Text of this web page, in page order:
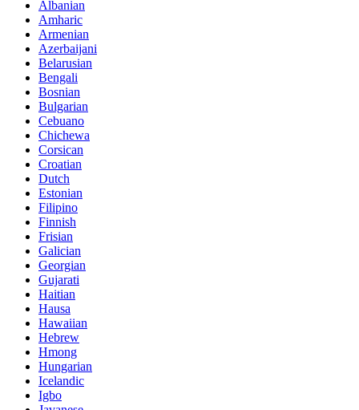
Albanian
Amharic
Armenian
Azerbaijani
Belarusian
Bengali
Bosnian
Bulgarian
Cebuano
Chichewa
Corsican
Croatian
Dutch
Estonian
Filipino
Finnish
Frisian
Galician
Georgian
Gujarati
Haitian
Hausa
Hawaiian
Hebrew
Hmong
Hungarian
Icelandic
Igbo